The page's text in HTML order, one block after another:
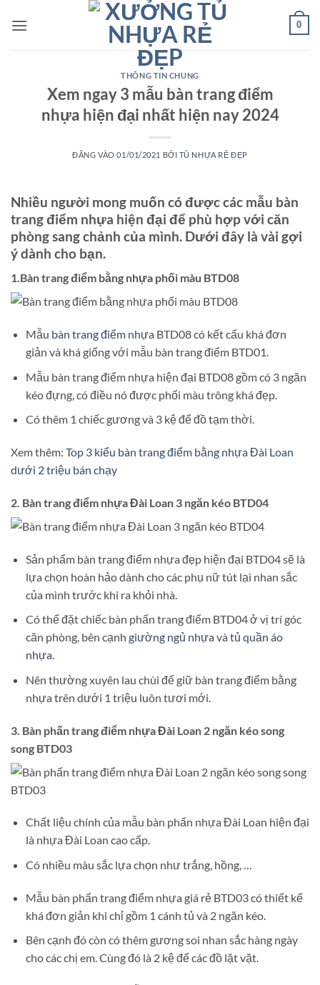
qua
0
THÔNG TIN CHUNG
Xem ngay 3 mẫu bàn trang điểm
nhựa hiện đại nhất hiện nay 2024
ĐĂNG VÀO01/01/2021 BỞI TỦ NHỰA RẺ ĐẸP
Nhiều người mong muốn có được các mẫu bàn
trang điểm nhựa hiện đại để phù hợp với căn
phòng sang chảnh của mình. Dưới đây là vài gợi
ý dành cho bạn.
1.Bàn trang điểm bằng nhựa phối màu BTD08
Mẫu bàn trang điểm nhựaBTD08 có kết cấu khá đơn
giản và khá giống với mẫu bàn trang điểm BTD01.
Mẫu bàn trang điểm nhựa hiện đại BTD08 gồm có 3 ngăn
kéo đựng, có điều nó được phối màu trông khá đẹp.
Có thêm 1 chiếc gương và 3 kệ để đồ tạm thời.
Xem thêm: Top 3 kiểu bàn trang điểm bằng nhựa Đài Loan
dưới 2 triệu bán chạy
2. Bàn trang điểm nhựa Đài Loan 3 ngăn kéo BTD04
Sản phẩm bàn trang điểm nhựa đẹp hiện đại BTD04 sẽ là
lựa chọn hoàn hảo dành cho các phụ nữ tút lại nhan sắc
của mình trước khi ra khỏi nhà.
Có thể đặt chiếc bàn phấn trang điểm BTD04 ở vị trí góc
căn phòng, bên cạnh giường ngủ nhựavà tủ quần áo
nhựa.
Nên thường xuyên lau chùi để giữ bàn trang điểm bằng
nhựa trên dưới 1 triệu luôn tươi mới.
3. Bàn phấn trang điểm nhựa Đài Loan 2 ngăn kéo song
song BTD03
Chất liệu chính của mẫu bàn phấn nhựa Đài Loan hiện đại
là nhựa Đài Loan cao cấp.
Có nhiều màu sắc lựa chọn như trắng, hồng, …
Mẫu bàn phấn trang điểm nhựa giá rẻ BTD03 có thiết kế
khá đơn giản khi chỉ gồm 1 cánh tủ và 2 ngăn kéo.
Bên cạnh đó còn có thêm gương soi nhan sắc hàng ngày
cho các chị em. Cùng đó là 2 kệ để các đồ lặt vặt.